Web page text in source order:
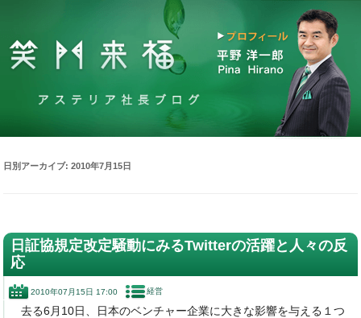
日別アーカイブ:2010年7月15日
日証協規定改定騒動にみるTwitterの活躍と人々の反
応
2010年07月15日 17:00 経営
去る6月10日、日本のベンチャー企業に大きな影響を与える１つ